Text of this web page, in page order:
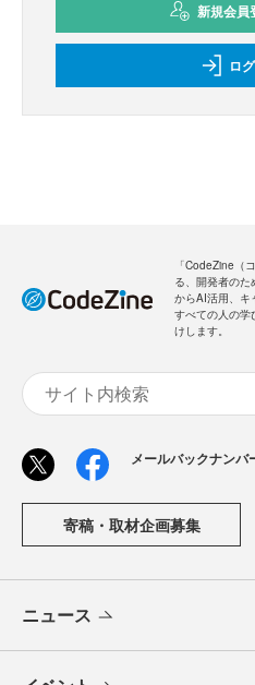
新規会員
ロ
「CodeZine（
る、開発者のた
からAI活用、キ
すべての人の学
けします。
メールバックナンバ
寄稿・取材企画募集
ニュース